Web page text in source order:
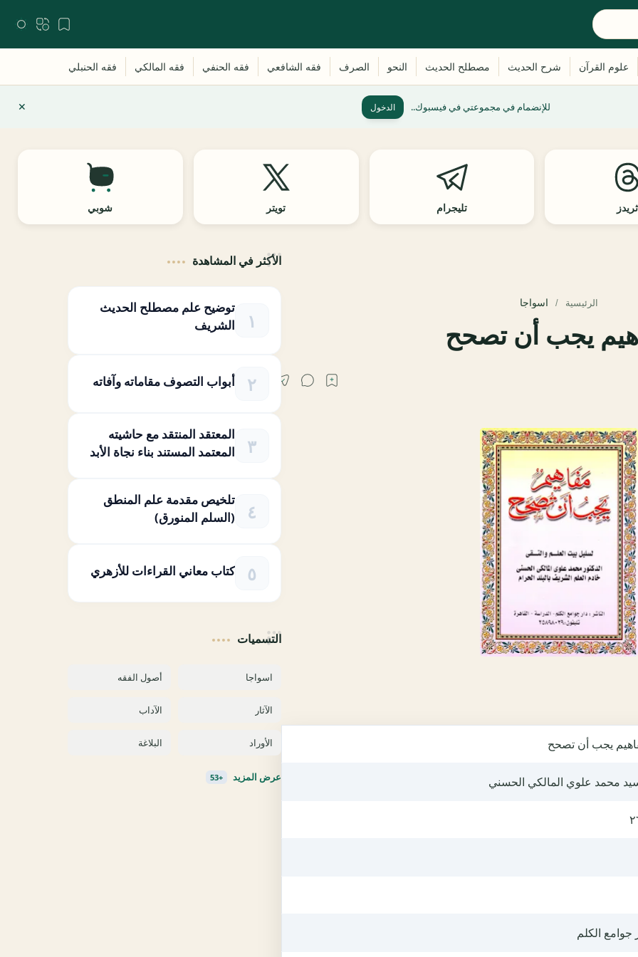
للإنضمام في مجموعتي في فيسبوك.. الدخول
ثريدز تليجرام تويتر شوبي
الرئيسية اسواجا
يجب أن تصحح
يجب أن تصحح
محمد علوي المالكي الحسني
جوامع الكلم
الأكثر في المشاهدة
توضيح علم مصطلح الحديث
الشريف
أبواب التصوف مقاماته وآفاته
المعتقد المنتقد مع حاشيته
المعتمد المستند بناء نجاة الأبد
تلخيص مقدمة علم المنطق
(السلم المنورق)
كتاب معاني القراءات للأزهري
التسميات